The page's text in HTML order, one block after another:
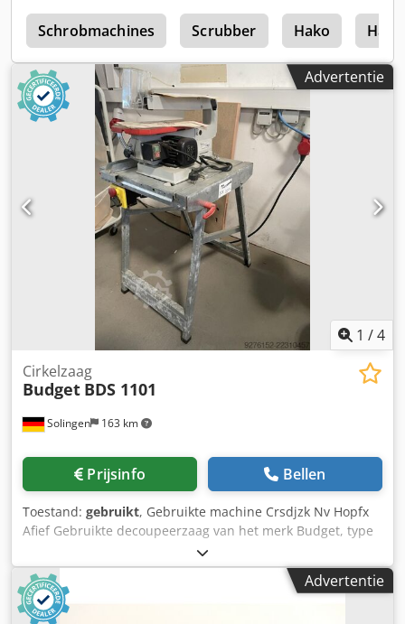
Schrobmachines Scrubber Hako
Advertentie
1 /4
Solingen 163 km
Cirkelzaag
Budget BDS 1101
Prijsinfo Bellen
Toestand: gebruikt, Gebruikte machine Crsdjzk Nv Hopfx
Afief Gebruikte decoupeerzaag van het merk Budget, type
BDS 1101 Motorvermogen: 70 watt Motortoerental: 1440
omwentelingen per minuut Leverbaarheid: op korte
termijn Locatie: Solingen
Advertentie